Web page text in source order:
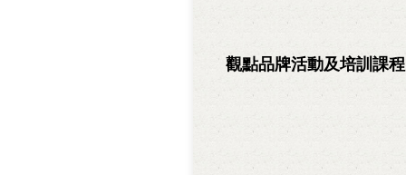
觀點品牌活動及培訓課程